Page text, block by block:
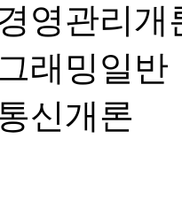
영관리개
래밍일반
신개론